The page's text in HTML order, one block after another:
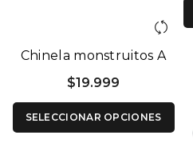
Chinela monstruitos A
$19.999
SELECCIONAR OPCIONES